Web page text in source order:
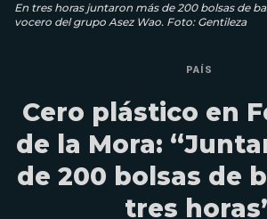
En tres horas juntaron más de 200 bolsas de
vocero del grupo Asez Wao. Foto: Gentileza
PAÍS
Cero plástico en
de la Mora:
de 200 bolsas de
tres